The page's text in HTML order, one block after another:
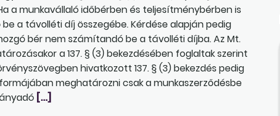
a munkavállaló időbérben és teljesítménybérben is
a távolléti díj összegébe. Kérdése alapján pedig
bér nem számítandó be a távolléti díjba. Az Mt.
a 137. § (3) bekezdésében foglaltak szerint
hivatkozott 137. § (3) bekezdés pedig
meghatározni csak a munkaszerződésbe
[…]